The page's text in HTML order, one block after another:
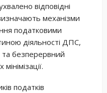
відповідні
механізми
податковими
діяльності ДПС,
безперервний
податків